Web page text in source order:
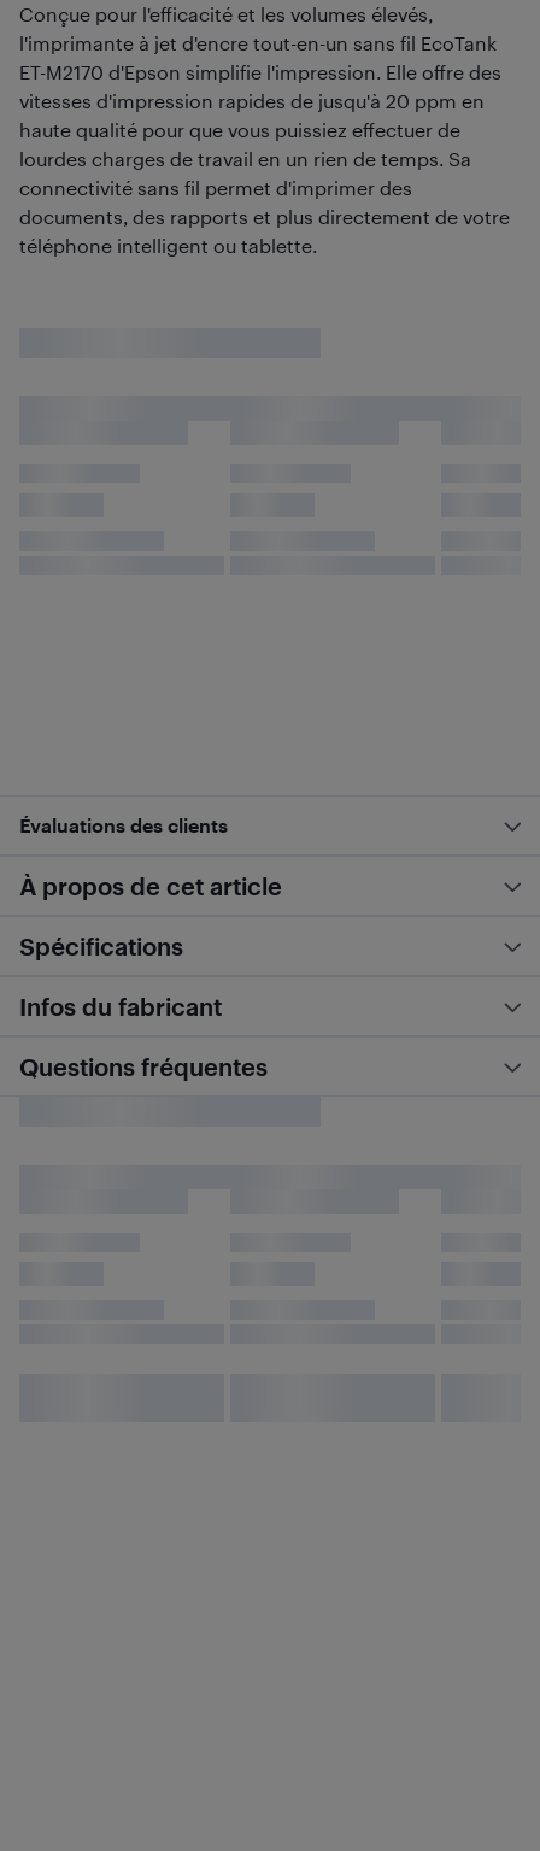
Conçue pour l'efficacité et les volumes élevés,
l'imprimante à jet d'encre tout-en-un sans fil EcoTank
ET-M2170 d'Epson simplifie l'impression. Elle offre des
vitesses d'impression rapides de jusqu'à 20 ppm en
haute qualité pour que vous puissiez effectuer de
lourdes charges de travail en un rien de temps. Sa
connectivité sans fil permet d'imprimer des
documents, des rapports et plus directement de votre
téléphone intelligent ou tablette.
Évaluations des clients
À propos de cet article
Spécifications
Infos du fabricant
Questions fréquentes